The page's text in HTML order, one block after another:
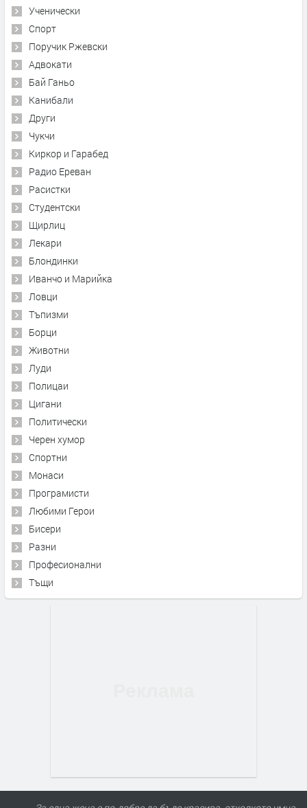
Ученически
Спорт
Поручик Ржевски
Адвокати
Бай Ганьо
Канибали
Други
Чукчи
Киркор и Гарабед
Радио Ереван
Расистки
Студентски
Щирлиц
Лекари
Блондинки
Иванчо и Марийка
Ловци
Тъпизми
Борци
Животни
Луди
Полицаи
Цигани
Политически
Черен хумор
Спортни
Монаси
Програмисти
Любими Герои
Бисери
Разни
Професионални
Тъщи